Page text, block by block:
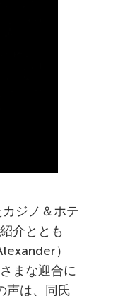
ジノ＆ホテ
介ととも
）
まな迎合に
声は、同氏